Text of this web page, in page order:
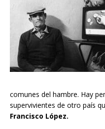
comunes del hambre. Hay
supervivientes de otro país
Francisco López.